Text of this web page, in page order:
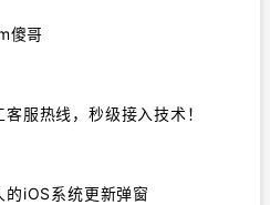
傻哥
客服热线，秒级接入技术！
的iOS系统更新弹窗